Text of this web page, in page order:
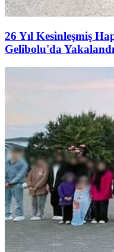
26 Yıl Kesinleşmiş
Gelibolu'da Yakalandı